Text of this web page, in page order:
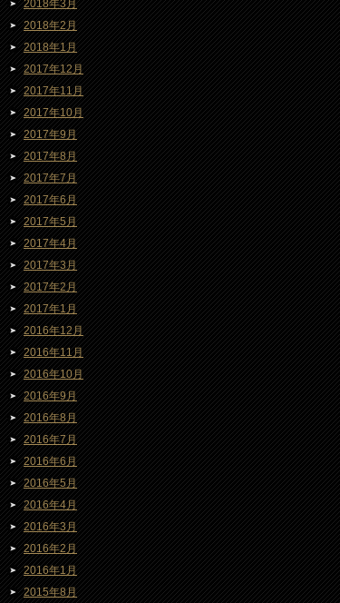
2018年3月
2018年2月
2018年1月
2017年12月
2017年11月
2017年10月
2017年9月
2017年8月
2017年7月
2017年6月
2017年5月
2017年4月
2017年3月
2017年2月
2017年1月
2016年12月
2016年11月
2016年10月
2016年9月
2016年8月
2016年7月
2016年6月
2016年5月
2016年4月
2016年3月
2016年2月
2016年1月
2015年8月